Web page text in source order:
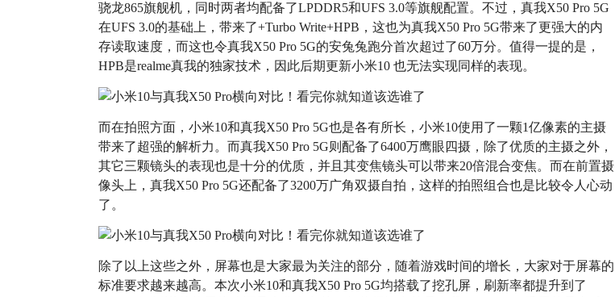
骁龙865旗舰机，同时两者均配备了LPDDR5和UFS 3.0等旗舰配置。不过，真我X50 Pro 5G
在UFS 3.0的基础上，带来了+Turbo Write+HPB，这也为真我X50 Pro 5G带来了更强大的内
存读取速度，而这也令真我X50 Pro 5G的安兔兔跑分首次超过了60万分。值得一提的是，
HPB是realme真我的独家技术，因此后期更新小米10 也无法实现同样的表现。
而在拍照方面，小米10和真我X50 Pro 5G也是各有所长，小米10使用了一颗1亿像素的主摄
带来了超强的解析力。而真我X50 Pro 5G则配备了6400万鹰眼四摄，除了优质的主摄之外，
其它三颗镜头的表现也是十分的优质，并且其变焦镜头可以带来20倍混合变焦。而在前置摄
像头上，真我X50 Pro 5G还配备了3200万广角双摄自拍，这样的拍照组合也是比较令人心动
了。
除了以上这些之外，屏幕也是大家最为关注的部分，随着游戏时间的增长，大家对于屏幕的
标准要求越来越高。本次小米10和真我X50 Pro 5G均搭载了挖孔屏，刷新率都提升到了